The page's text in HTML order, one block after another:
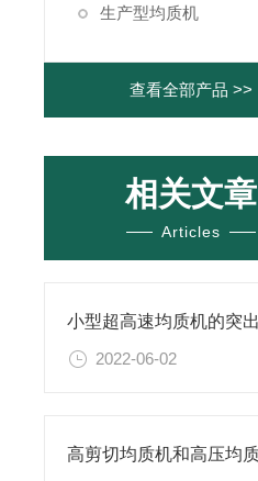
生产型均质机
查看全部产品 >>
相关文章
Articles
2022-06-02